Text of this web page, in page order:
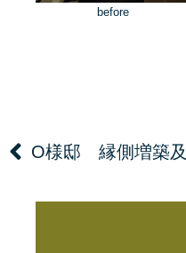
before
O様邸 縁側増築